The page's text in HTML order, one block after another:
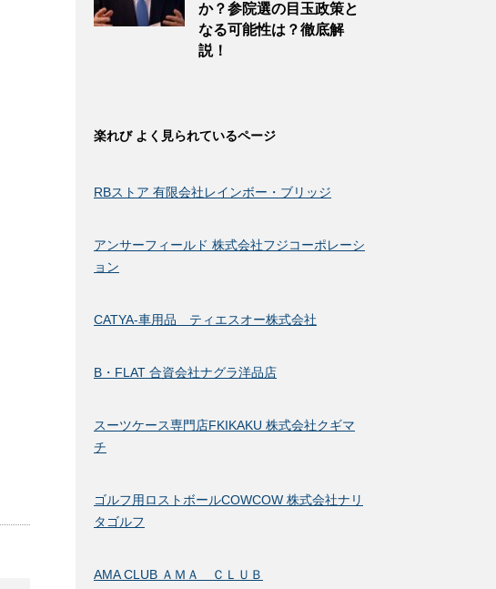
か？参院選の目玉政策と
なる可能性は？徹底解
説！
楽れび よく見られているページ
RBストア 有限会社レインボー・ブリッジ
アンサーフィールド 株式会社フジコーポレーシ
ョン
CATYA-車用品 ティエスオー株式会社
B・FLAT 合資会社ナグラ洋品店
スーツケース専門店FKIKAKU 株式会社クギマ
チ
ゴルフ用ロストボールCOWCOW 株式会社ナリ
タゴルフ
AMA CLUB ＡＭＡ ＣＬＵＢ